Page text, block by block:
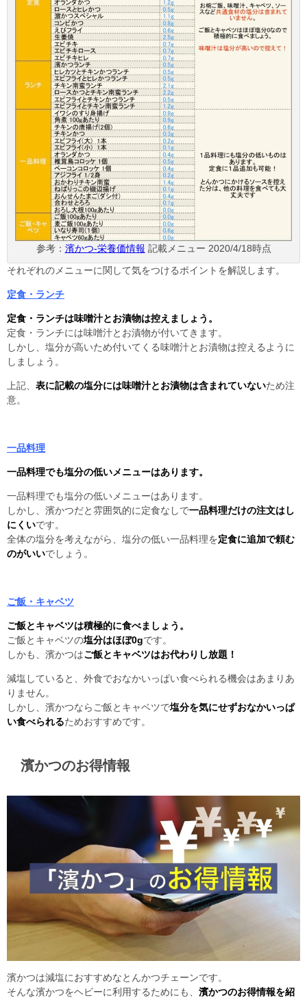
参考： 濱かつ-栄養価情報 記載メニュー 2020/4/18時点
それぞれのメニューに関して気をつけるポイントを解説します。
定食・ランチ
定食・ランチは味噌汁とお漬物は控えましょう。
定食・ランチには味噌汁とお漬物が付いてきます。
しかし、塩分が高いため付いてくる味噌汁とお漬物は控えるように
しましょう。
上記、 表に記載の塩分には味噌汁とお漬物は含まれていないため注
意。
一品料理
一品料理でも塩分の低いメニューはあります。
一品料理でも塩分の低いメニューはあります。
しかし、濱かつだと雰囲気的に定食なしで一品料理だけの注文はし
にくいです。
全体の塩分を考えながら、塩分の低い一品料理を定食に追加で頼む
のがいいでしょう。
ご飯・キャベツ
ご飯とキャベツは積極的に食べましょう。
ご飯とキャベツの塩分はほぼ0gです。
しかも、濱かつはご飯とキャベツはお代わりし放題！
減塩していると、外食でおなかいっぱい食べられる機会はあまりあ
りません。
しかし、濱かつならご飯とキャベツで塩分を気にせずおなかいっぱ
い食べられるためおすすめです。
濱かつのお得情報
濱かつは減塩におすすめなとんかつチェーンです。
そんな濱かつをヘビーに利用するためにも、 濱かつのお得情報を紹